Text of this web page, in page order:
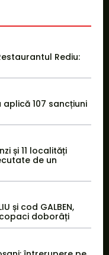
Rediu:
107 sancțiuni
și 11 localități
de un
și cod GALBEN,
doborâți